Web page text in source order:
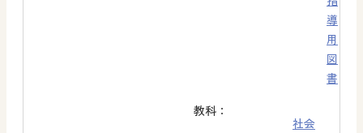
導
用
図
書
教科：
社会